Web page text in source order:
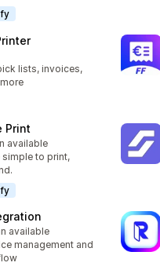
lists, invoices,
Print
available
simple to print,
available
management and